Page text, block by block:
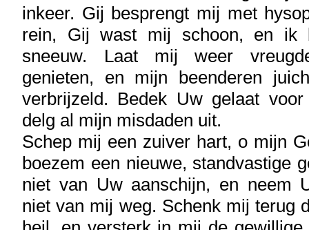
inkeer. Gij besprengt mij met
rein, Gij wast mij schoon, en ik
sneeuw. Laat mij weer
genieten, en mijn beenderen
verbrijzeld. Bedek Uw gelaat
delg al mijn misdaden uit.
Schep mij een zuiver hart, o mijn
boezem een nieuwe, standvastige
niet van Uw aanschijn, en neem
niet van mij weg. Schenk mij terug